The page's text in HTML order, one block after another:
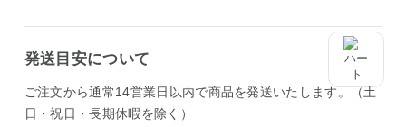
発送目安について
ご注文から通常14営業日以内で商品を発送いたします。（土
日・祝日・長期休暇を除く）